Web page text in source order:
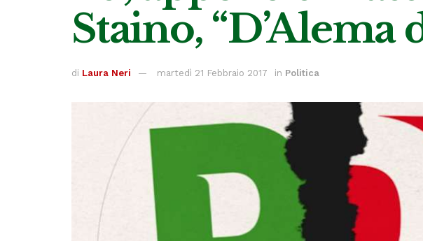
Staino, “D’Alema
di Laura Neri martedì 21 Febbraio 2017 in Politica